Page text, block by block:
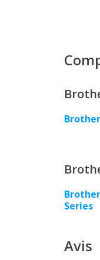
Brother
Brother
Series
Avis